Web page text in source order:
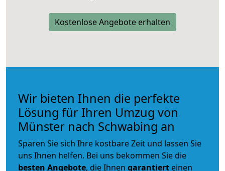
Kostenlose Angebote erhalten
Wir bieten Ihnen die perfekte
Lösung für Ihren Umzug von
Münster nach Schwabing an
Sparen Sie sich Ihre kostbare Zeit und lassen Sie
uns Ihnen helfen. Bei uns bekommen Sie die
besten Angebote, die Ihnen garantiert einen